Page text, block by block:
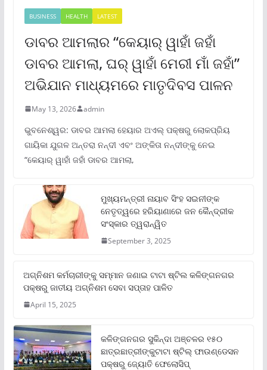
BUSINESS HEALTH LATEST
ଡାବର ଆମଲାର “କେୟାର୍ ୱାହାଁ ଜହାଁ
ଡାବର ଆମଲା, ଘର୍ ୱାହାଁ ମେରୀ ମାଁ ଜହାଁ”
ଅଭିଯାନ ମାଧ୍ୟମରେ ମାତୃଦିବସ ପାଳନ
May 13, 2026 admin
ଭୁବନେଶ୍ୱର: ଡାବର ଆମଲା ହେୟାର ଅଏଲ୍ ପକ୍ଷରୁ ଲୋକପ୍ରିୟ
ଗାୟିକା ଯୁଗଳ ଅନ୍ତରା ନନ୍ଦୀ ଏବଂ ଅଙ୍କିତା ନନ୍ଦୀଙ୍କୁ ନେଇ
“କେୟାର୍ ୱାହାଁ ଜହାଁ ଡାବର ଆମଲା,
ମୁଖ୍ୟମନ୍ତ୍ରୀ ନାୟାବ ସିଂହ ସଇନୀଙ୍କ
ନେତୃତ୍ୱରେ ହରିୟାଣାରେ ଜନ କୈନ୍ଦ୍ରୀକ
ସଂସ୍କାର ତ୍ୱରାନ୍ୱିତ
September 3, 2025
ଅଗ୍ନିଶମ କର୍ମଚାରୀଙ୍କୁ ସମ୍ମାନ ଜଣାଇ ଟାଟା ଷ୍ଟିଲ କଳିଙ୍ଗନଗର
ପକ୍ଷରୁ ଜାତୀୟ ଅଗ୍ନିଶମ ସେବା ସପ୍ତାହ ପାଳିତ
April 15, 2025
କଳିଙ୍ଗନଗର ସୁକିନ୍ଦା ଅଞ୍ଚଳର ୧୫୦
ଛାତ୍ରଛାତ୍ରୀଙ୍କୁଟାଟା ଷ୍ଟିଲ୍ ଫାଉଣ୍ଡେସନ
ପକ୍ଷରୁ ଜ୍ୟୋତି ଫେଲୋସିପ୍‌